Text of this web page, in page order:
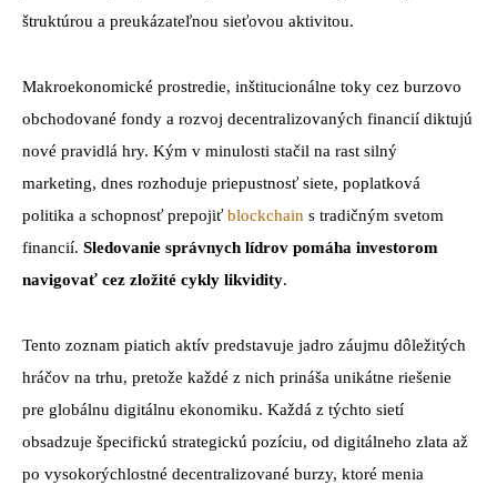
štruktúrou a preukázateľnou sieťovou aktivitou.
Makroekonomické prostredie, inštitucionálne toky cez burzovo
obchodované fondy a rozvoj decentralizovaných financií diktujú
nové pravidlá hry. Kým v minulosti stačil na rast silný
marketing, dnes rozhoduje priepustnosť siete, poplatková
politika a schopnosť prepojiť blockchain s tradičným svetom
financií. Sledovanie správnych lídrov pomáha investorom
navigovať cez zložité cykly likvidity.
Tento zoznam piatich aktív predstavuje jadro záujmu dôležitých
hráčov na trhu, pretože každé z nich prináša unikátne riešenie
pre globálnu digitálnu ekonomiku. Každá z týchto sietí
obsadzuje špecifickú strategickú pozíciu, od digitálneho zlata až
po vysokorýchlostné decentralizované burzy, ktoré menia